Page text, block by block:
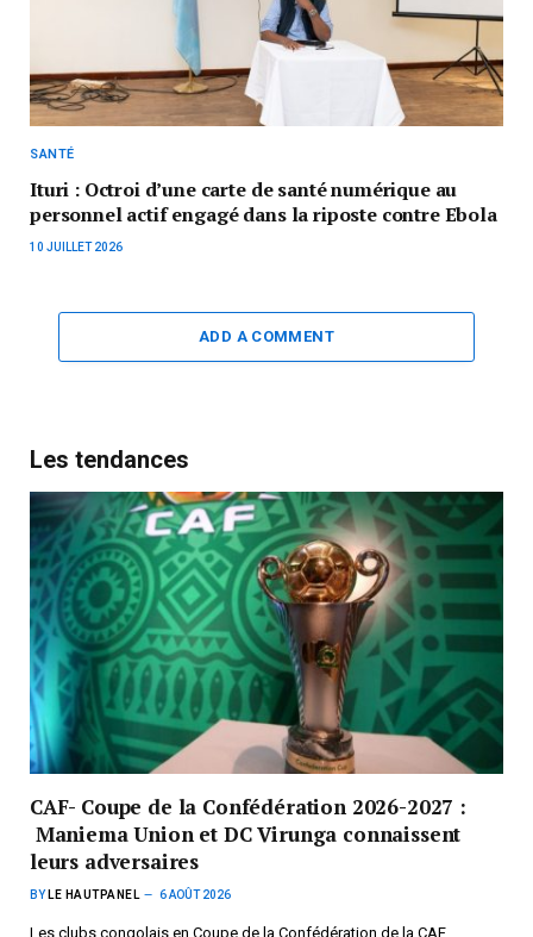
SANTÉ
Ituri : Octroi d’une carte de santé numérique au
personnel actif engagé dans la riposte contre Ebola
10 JUILLET 2026
ADD A COMMENT
Les tendances
CAF- Coupe de la Confédération 2026-2027 :
Maniema Union et DC Virunga connaissent
leurs adversaires
BY LE HAUTPANEL 6 AOÛT 2026
Les clubs congolais en Coupe de la Confédération de la CAF